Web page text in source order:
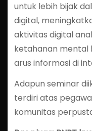
untuk lebih bijak
digital,
aktivitas digital
ketahanan mental
arus informasi di
Adapun seminar
terdiri atas
komunitas